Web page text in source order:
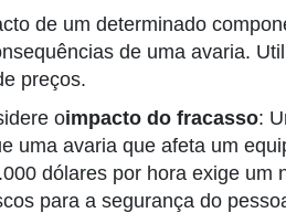
de um determinado
de uma avaria.
preços.
oimpacto do fracasso:
uma avaria que afeta um
dólares por hora exige
para a segurança do